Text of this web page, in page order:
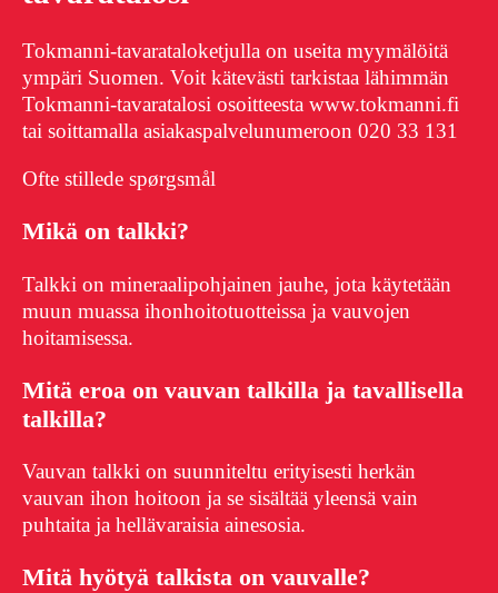
Tokmanni-tavarataloketjulla on useita myymälöitä
ympäri Suomen. Voit kätevästi tarkistaa lähimmän
Tokmanni-tavaratalosi osoitteesta www.tokmanni.fi
tai soittamalla asiakaspalvelunumeroon 020 33 131
Ofte stillede spørgsmål
Mikä on talkki?
Talkki on mineraalipohjainen jauhe, jota käytetään
muun muassa ihonhoitotuotteissa ja vauvojen
hoitamisessa.
Mitä eroa on vauvan talkilla ja tavallisella
talkilla?
Vauvan talkki on suunniteltu erityisesti herkän
vauvan ihon hoitoon ja se sisältää yleensä vain
puhtaita ja hellävaraisia ainesosia.
Mitä hyötyä talkista on vauvalle?